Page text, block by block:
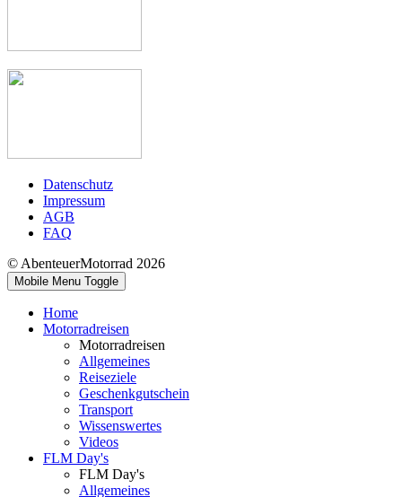
Datenschutz
Impressum
AGB
FAQ
© AbenteuerMotorrad 2026
Mobile Menu Toggle
Home
Motorradreisen
Motorradreisen
Allgemeines
Reiseziele
Geschenkgutschein
Transport
Wissenswertes
Videos
FLM Day's
FLM Day's
Allgemeines